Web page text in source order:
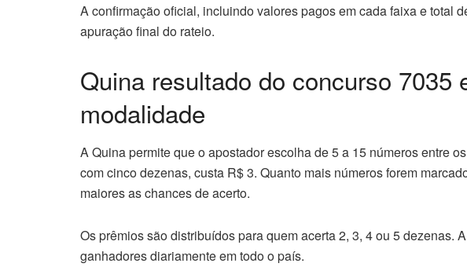
A confirmação oficial, incluindo valores pagos em cada faixa e total
apuração final do rateio.
Quina resultado do concurso 7035
modalidade
A Quina permite que o apostador escolha de 5 a 15 números entre
com cinco dezenas, custa R$ 3. Quanto mais números forem
maiores as chances de acerto.
Os prêmios são distribuídos para quem acerta 2, 3, 4 ou 5 dezenas.
ganhadores diariamente em todo o país.